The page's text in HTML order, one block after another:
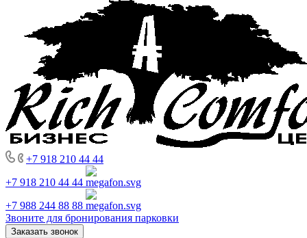
+7 918 210 44 44
+7 918 210 44 44
+7 988 244 88 88
Звоните для бронирования парковки
Заказать звонок